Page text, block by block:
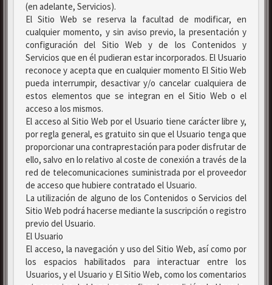
(en adelante, Servicios).
El Sitio Web se reserva la facultad de modificar, en
cualquier momento, y sin aviso previo, la presentación y
configuración del Sitio Web y de los Contenidos y
Servicios que en él pudieran estar incorporados. El Usuario
reconoce y acepta que en cualquier momento El Sitio Web
pueda interrumpir, desactivar y/o cancelar cualquiera de
estos elementos que se integran en el Sitio Web o el
acceso a los mismos.
El acceso al Sitio Web por el Usuario tiene carácter libre y,
por regla general, es gratuito sin que el Usuario tenga que
proporcionar una contraprestación para poder disfrutar de
ello, salvo en lo relativo al coste de conexión a través de la
red de telecomunicaciones suministrada por el proveedor
de acceso que hubiere contratado el Usuario.
La utilización de alguno de los Contenidos o Servicios del
Sitio Web podrá hacerse mediante la suscripción o registro
previo del Usuario.
El Usuario
El acceso, la navegación y uso del Sitio Web, así como por
los espacios habilitados para interactuar entre los
Usuarios, y el Usuario y El Sitio Web, como los comentarios